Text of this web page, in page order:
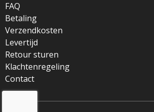
FAQ
Betaling
Verzendkosten
Levertijd
Retour sturen
Klachtenregeling
Contact